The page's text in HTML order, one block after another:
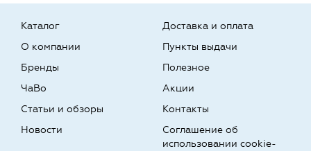
Каталог
О компании
Бренды
Доставка и оплата
Пункты выдачи
Полезное
ЧаВо
Статьи и обзоры
Новости
Акции
Контакты
Соглашение об
использовании cookie-